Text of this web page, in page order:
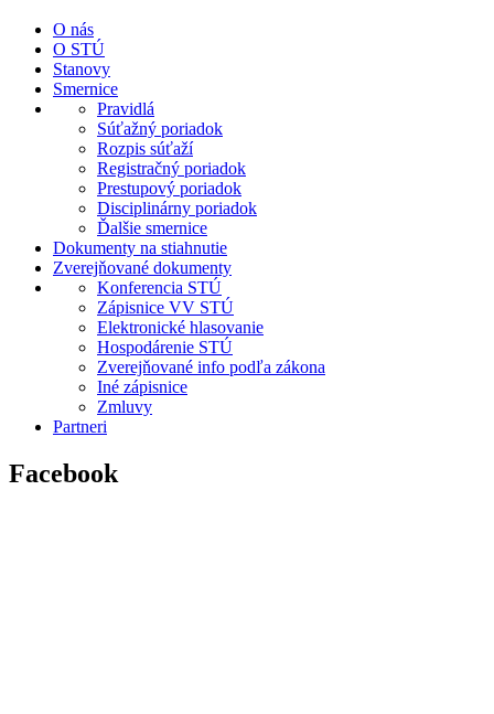
O nás
O STÚ
Stanovy
Smernice
Pravidlá
Súťažný poriadok
Rozpis súťaží
Registračný poriadok
Prestupový poriadok
Disciplinárny poriadok
Ďalšie smernice
Dokumenty na stiahnutie
Zverejňované dokumenty
Konferencia STÚ
Zápisnice VV STÚ
Elektronické hlasovanie
Hospodárenie STÚ
Zverejňované info podľa zákona
Iné zápisnice
Zmluvy
Partneri
Facebook